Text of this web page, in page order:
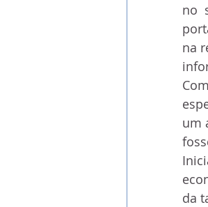
no
na
um
da